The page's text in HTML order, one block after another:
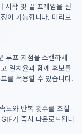
시작 및 끝 프레임을 선
이 가능합니다. 미리보
루프 지점을 스캔하세
일치율과 함께 후보를
를 적용할 수 있습니다.
도와 반복 횟수를 조절
가 즉시 다운로드됩니